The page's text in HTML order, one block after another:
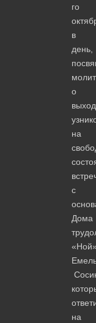
го
в
день,
о
на
с
Дома
на